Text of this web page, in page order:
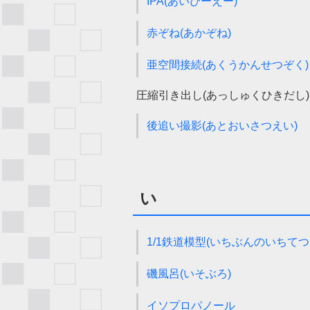
赤ぞね(あかぞね)
亜空間接続(あくうかんせつぞく)
圧縮引き出し(あっしゅくひきだし)
後追い撮影(あとおいさつえい)
い
1/1鉄道模型(いちぶんのいちて
磯風呂(いそぶろ)
イソプロパノール